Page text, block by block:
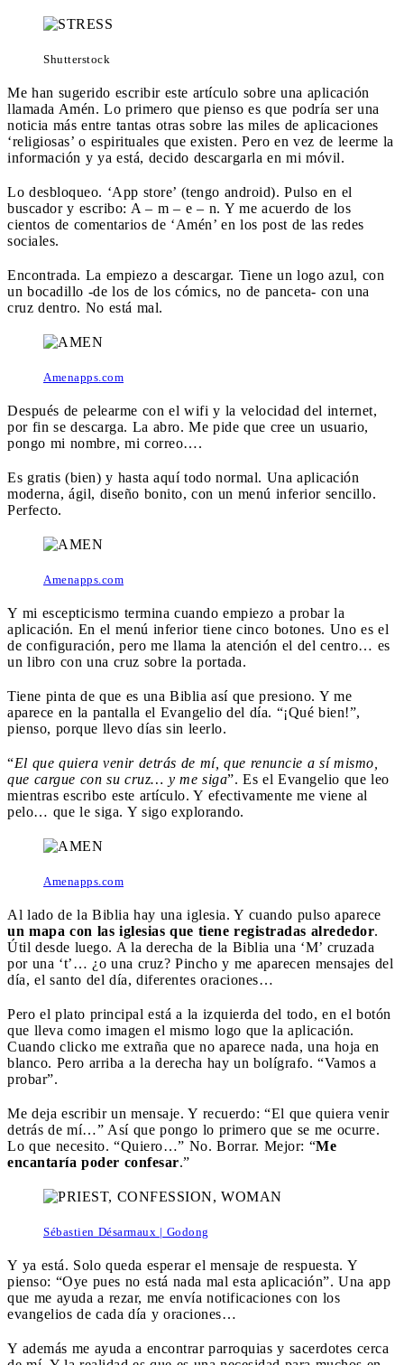
Shutterstock
Me han sugerido escribir este artículo sobre una aplicación
llamada Amén. Lo primero que pienso es que podría ser una
noticia más entre tantas otras sobre las miles de aplicaciones
‘religiosas’ o espirituales que existen. Pero en vez de leerme la
información y ya está, decido descargarla en mi móvil.
Lo desbloqueo. ‘App store’ (tengo android). Pulso en el
buscador y escribo: A – m – e – n. Y me acuerdo de los
cientos de comentarios de ‘Amén’ en los post de las redes
sociales.
Encontrada. La empiezo a descargar. Tiene un logo azul, con
un bocadillo -de los de los cómics, no de panceta- con una
cruz dentro. No está mal.
Amenapps.com
Después de pelearme con el wifi y la velocidad del internet,
por fin se descarga. La abro. Me pide que cree un usuario,
pongo mi nombre, mi correo….
Es gratis (bien) y hasta aquí todo normal. Una aplicación
moderna, ágil, diseño bonito, con un menú inferior sencillo.
Perfecto.
Amenapps.com
Y mi escepticismo termina cuando empiezo a probar la
aplicación. En el menú inferior tiene cinco botones. Uno es el
de configuración, pero me llama la atención el del centro… es
un libro con una cruz sobre la portada.
Tiene pinta de que es una Biblia así que presiono. Y me
aparece en la pantalla el Evangelio del día. “¡Qué bien!”,
pienso, porque llevo días sin leerlo.
“El que quiera venir detrás de mí, que renuncie a sí mismo,
que cargue con su cruz… y me siga”. Es el Evangelio que leo
mientras escribo este artículo. Y efectivamente me viene al
pelo… que le siga. Y sigo explorando.
Amenapps.com
Al lado de la Biblia hay una iglesia. Y cuando pulso aparece
un mapa con las iglesias que tiene registradas alrededor.
Útil desde luego. A la derecha de la Biblia una ‘M’ cruzada
por una ‘t’… ¿o una cruz? Pincho y me aparecen mensajes del
día, el santo del día, diferentes oraciones…
Pero el plato principal está a la izquierda del todo, en el botón
que lleva como imagen el mismo logo que la aplicación.
Cuando clicko me extraña que no aparece nada, una hoja en
blanco. Pero arriba a la derecha hay un bolígrafo. “Vamos a
probar”.
Me deja escribir un mensaje. Y recuerdo: “El que quiera venir
detrás de mí…” Así que pongo lo primero que se me ocurre.
Lo que necesito. “Quiero…” No. Borrar. Mejor: “Me
encantaría poder confesar.”
Sébastien Désarmaux | Godong
Y ya está. Solo queda esperar el mensaje de respuesta. Y
pienso: “Oye pues no está nada mal esta aplicación”. Una app
que me ayuda a rezar, me envía notificaciones con los
evangelios de cada día y oraciones…
Y además me ayuda a encontrar parroquias y sacerdotes cerca